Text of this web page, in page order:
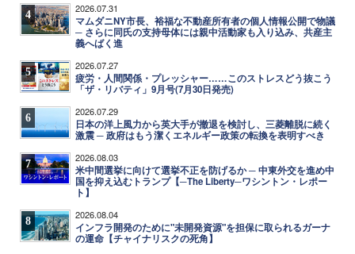
4 2026.07.31
マムダニNY市長、裕福な不動産所有者の個人情報公開で物議
─ さらに同氏の支持母体には親中活動家も入り込み、共産主
義へばく進
5 2026.07.27
疲労・人間関係・プレッシャー……このストレスどう抜こう
「ザ・リバティ」9月号(7月30日発売)
6 2026.07.29
日本の洋上風力から英大手が撤退を検討し、三菱離脱に続く
激震 ─ 政府はもう潔くエネルギー政策の転換を表明すべき
7 2026.08.03
米中間選挙に向けて選挙不正を防げるか ─ 中東外交を進め中
国を抑え込むトランプ【─The Liberty─ワシントン・レポー
ト】
8 2026.08.04
インフラ開発のために"未開発資源"を担保に取られるガーナ
の運命【チャイナリスクの死角】